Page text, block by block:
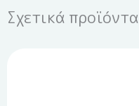
Σχετικά προϊόντα